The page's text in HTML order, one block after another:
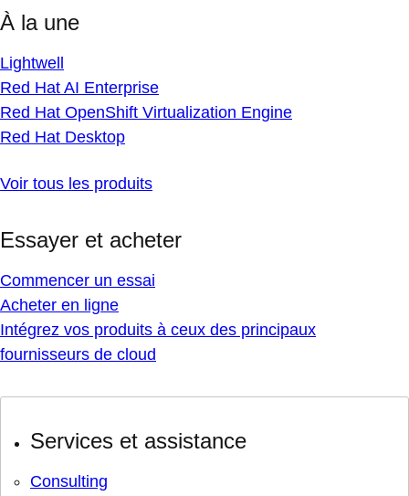
À la une
Lightwell
Red Hat AI Enterprise
Red Hat OpenShift Virtualization Engine
Red Hat Desktop
Voir tous les produits
Essayer et acheter
Commencer un essai
Acheter en ligne
Intégrez vos produits à ceux des principaux
fournisseurs de cloud
Services et assistance
Consulting